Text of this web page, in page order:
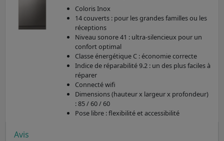
Coloris Inox
14 couverts : pour les grandes familles ou les
réceptions
Niveau sonore 41 : ultra-silencieux pour un
confort optimal
Classe énergétique C : économie correcte
Indice de réparabilité 9.2 : un des plus faciles à
réparer
Connecté wifi
Dimensions (hauteur x largeur x profondeur)
: 85 / 60 / 60
Pose libre : flexibilité et accessibilité
Avis